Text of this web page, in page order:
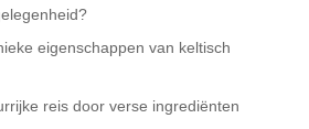
eigenschappen van keltisch
reis door verse ingrediënten